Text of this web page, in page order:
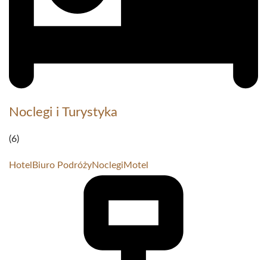
Noclegi i Turystyka
(6)
Hotel Biuro PodróżyNoclegiMotel